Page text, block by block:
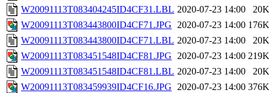
W20091113T083404245ID4CF31.LBL 2020-07-23 14:00
20K
W20091113T083443800ID4CF71.JPG 2020-07-23 14:00 176K
W20091113T083443800ID4CF71.LBL 2020-07-23 14:00
20K
W20091113T083451548ID4CF81.JPG 2020-07-23 14:00 219K
W20091113T083451548ID4CF81.LBL 2020-07-23 14:00
20K
W20091113T083459939ID4CF16.JPG 2020-07-23 14:00 376K